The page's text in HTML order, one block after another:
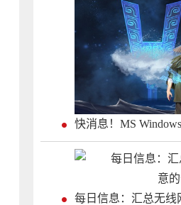
快消息！MS
每日信息：汇总无线